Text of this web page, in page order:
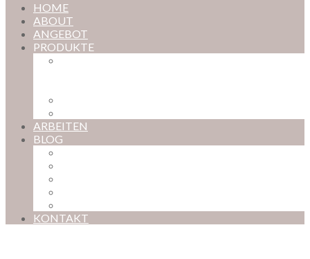
HOME
ABOUT
ANGEBOT
PRODUKTE
ARBEITEN
BLOG
KONTAKT